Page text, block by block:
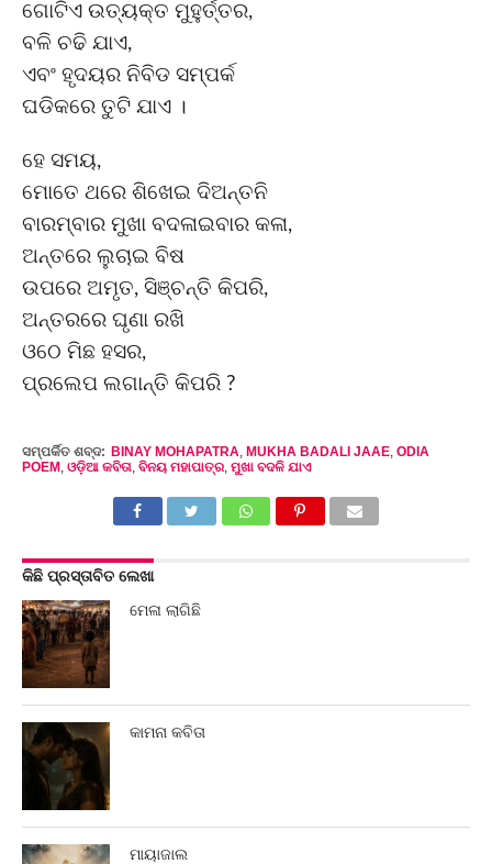
ଗୋଟିଏ ଉତ୍ୟକ୍ତ ମୁହୁର୍ତ୍ତର,
ବଳି ଚଢି ଯାଏ,
ଏବଂ ହୃଦୟର ନିବିଡ ସମ୍ପର୍କ
ଘଡିକରେ ତୁଟି ଯାଏ ।
ହେ ସମୟ,
ମୋତେ ଥରେ ଶିଖେଇ ଦିଅନ୍ତନି
ବାରମ୍ବାର ମୁଖା ବଦଳାଇବାର କଳା,
ଅନ୍ତରେ ଲୁଚାଇ ବିଷ
ଉପରେ ଅମୃତ, ସିଞ୍ଚନ୍ତି କିପରି,
ଅନ୍ତରରେ ଘୃଣା ରଖି
ଓଠେ ମିଛ ହସର,
ପ୍ରଲେପ ଲଗାନ୍ତି କିପରି ?
ସମ୍ପର୍କିତ ଶବ୍ଦ: BINAY MOHAPATRA, MUKHA BADALI JAAE, ODIA
POEM , ଓଡ଼ିଆ କବିତା, ବିନୟ ମହାପାତ୍ର, ମୁଖା ବଦଳି ଯାଏ
କିଛି ପ୍ରସ୍ତାବିତ ଲେଖା
ମେଳା ଲାଗିଛି
କାମନା କବିତା
ମାୟାଜାଲ